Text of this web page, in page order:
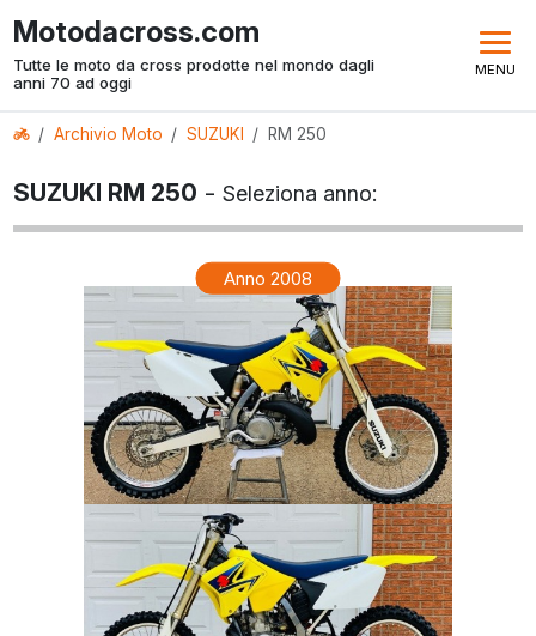
Motodacross.com
Tutte le moto da cross prodotte nel mondo dagli
anni 70 ad oggi
MENU
Archivio Moto SUZUKI RM 250
SUZUKI RM 250 -Seleziona anno:
Anno 2008